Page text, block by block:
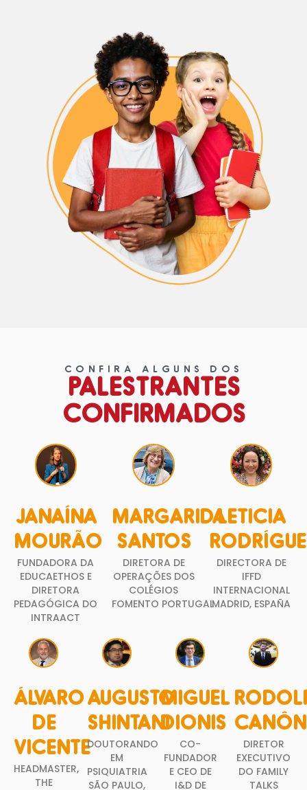
CONFIRA ALGUNS DOS
PALESTRANTES
CONFIRMADOS
JANAÍNA
MOURÃO
FUNDADORA DA
EDUCAETHOS E
DIRETORA
PEDAGÓGICA DO
INTRAACT
MARGARIDA
SANTOS
DIRETORA DE
OPERAÇÕES DOS
COLÉGIOS
FOMENTO PORTUGAL
LETICIA
DIRECTORA DE
IFFD
INTERNACIONAL
MADRID, ESPAÑA
ÁLVARO
DE
VICENTE
HEADMASTER,
THE
AUGUSTO
SHINTANI
DOUTORANDO
EM
PSIQUIATRIA
SÃO PAULO,
MIGUEL
DIONIS
CO-
FUNDADOR
E CEO DE
I&D DE
DIRETOR
EXECUTIVO
DO FAMILY
TALKS